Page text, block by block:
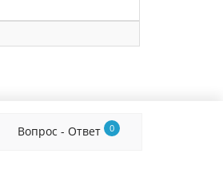
Вопрос - Ответ 0